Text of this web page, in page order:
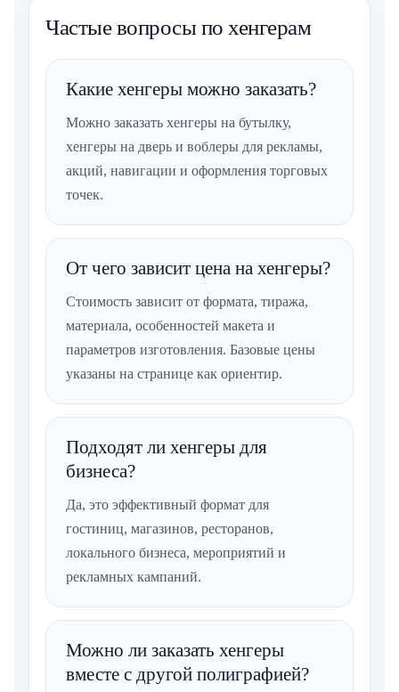
Частые вопросы по хенгерам
Какие хенгеры можно заказать?
Можно заказать хенгеры на бутылку,
хенгеры на дверь и воблеры для рекламы,
акций, навигации и оформления торговых
точек.
От чего зависит цена на хенгеры?
Стоимость зависит от формата, тиража,
материала, особенностей макета и
параметров изготовления. Базовые цены
указаны на странице как ориентир.
Подходят ли хенгеры для
бизнеса?
Да, это эффективный формат для
гостиниц, магазинов, ресторанов,
локального бизнеса, мероприятий и
рекламных кампаний.
Можно ли заказать хенгеры
вместе с другой полиграфией?